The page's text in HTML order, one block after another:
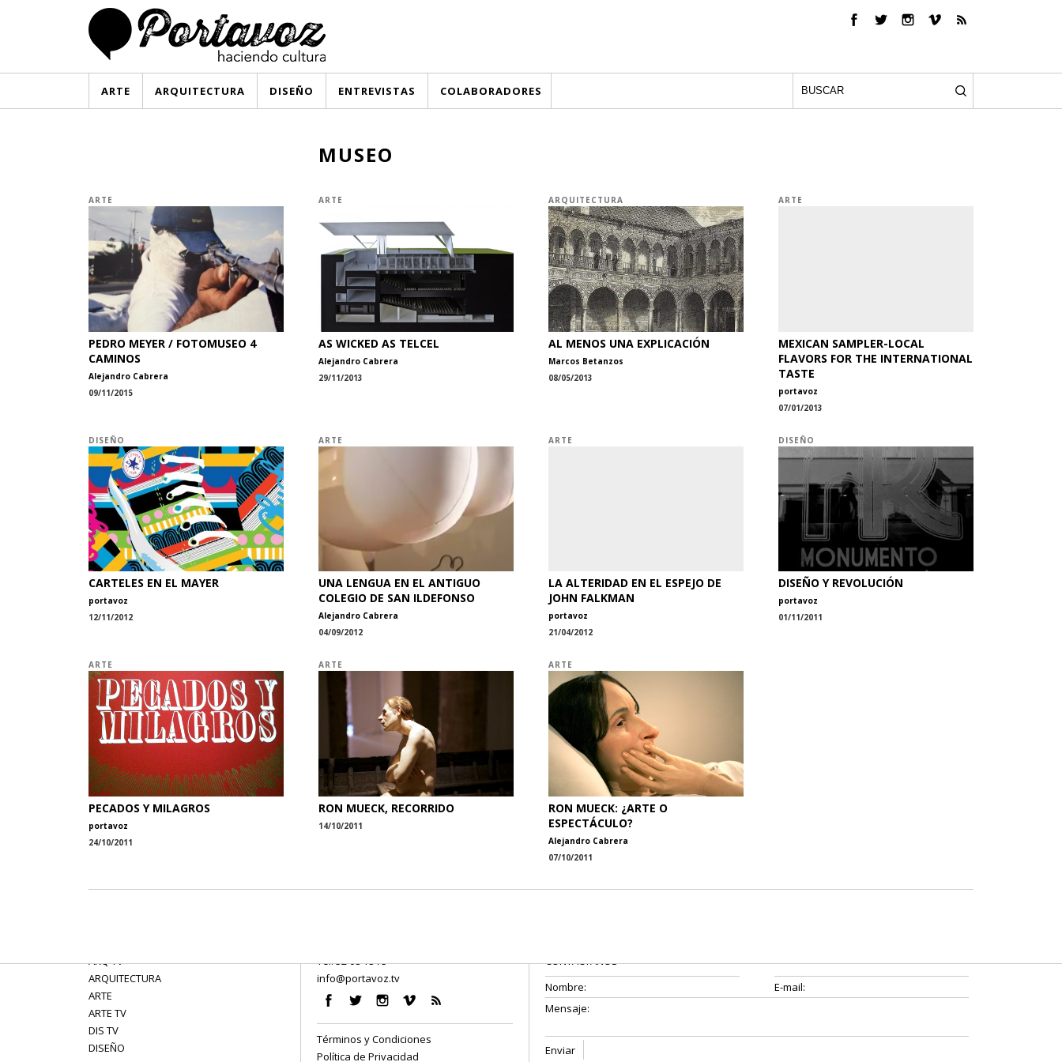
ARTE ARQUITECTURA DISEÑO ENTREVISTAS COLABORADORES
MUSEO
ARTE
PEDRO MEYER / FOTOMUSEO 4
CAMINOS
Alejandro Cabrera
09/11/2015
ARTE
AS WICKED AS TELCEL
Alejandro Cabrera
29/11/2013
ARQUITECTURA
AL MENOS UNA EXPLICACIÓN
Marcos Betanzos
08/05/2013
ARTE
MEXICAN SAMPLER-LOCAL
FLAVORS FOR THE INTERNATIONAL
TASTE
portavoz
07/01/2013
DISEÑO
CARTELES EN EL MAYER
portavoz
12/11/2012
ARTE
UNA LENGUA EN EL ANTIGUO
COLEGIO DE SAN ILDEFONSO
Alejandro Cabrera
04/09/2012
ARTE
LA ALTERIDAD EN EL ESPEJO DE
JOHN FALKMAN
portavoz
21/04/2012
DISEÑO
DISEÑO Y REVOLUCIÓN
portavoz
01/11/2011
ARTE
PECADOS Y MILAGROS
portavoz
24/10/2011
ARTE
RON MUECK, RECORRIDO
14/10/2011
ARTE
RON MUECK: ¿ARTE O
ESPECTÁCULO?
Alejandro Cabrera
07/10/2011
ARQ TV
ARQUITECTURA
ARTE
ARTE TV
DIS TV
DISEÑO
Tel: 52 08 18 75
info@portavoz.tv
Términos y Condiciones
Política de Privacidad
CONTÁCTANOS